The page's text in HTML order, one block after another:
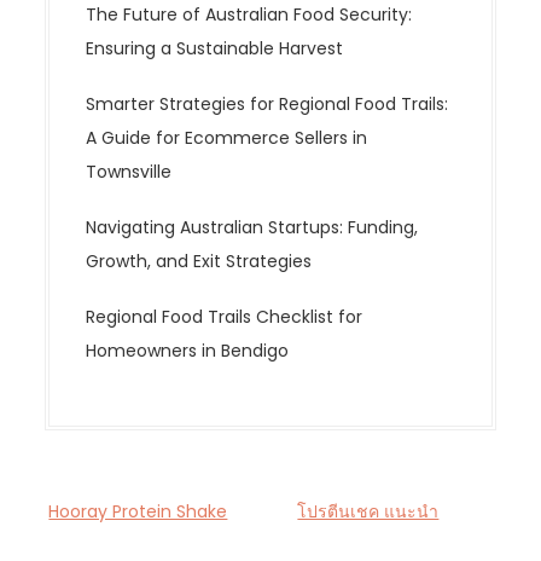
The Future of Australian Food Security:
Ensuring a Sustainable Harvest
Smarter Strategies for Regional Food Trails:
A Guide for Ecommerce Sellers in
Townsville
Navigating Australian Startups: Funding,
Growth, and Exit Strategies
Regional Food Trails Checklist for
Homeowners in Bendigo
Hooray Protein Shake โปรตีนเชค แนะนำ